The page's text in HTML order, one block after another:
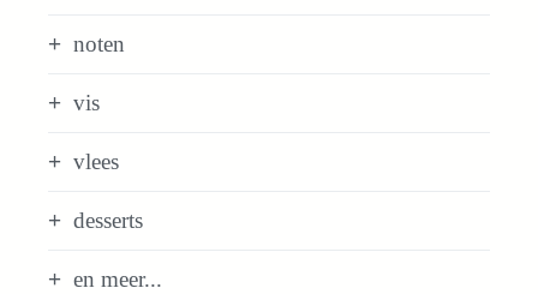
noten
vis
vlees
desserts
en meer...